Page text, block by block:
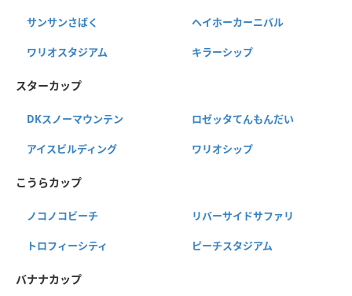
サンサンさばく ヘイホーカーニバル
ワリオスタジアム キラーシップ
スターカップ
DKスノーマウンテン ロゼッタてんもんだい
アイスビルディング ワリオシップ
こうらカップ
ノコノコビーチ リバーサイドサファリ
トロフィーシティ ピーチスタジアム
バナナカップ